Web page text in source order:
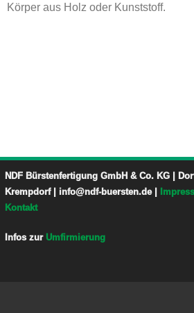
Körper aus Holz oder Kunststoff.
NDF Bürstenfertigung GmbH & Co. KG |
Krempdorf | info@ndf-buersten.de |
Kontakt
Infos zur Umfirmierung